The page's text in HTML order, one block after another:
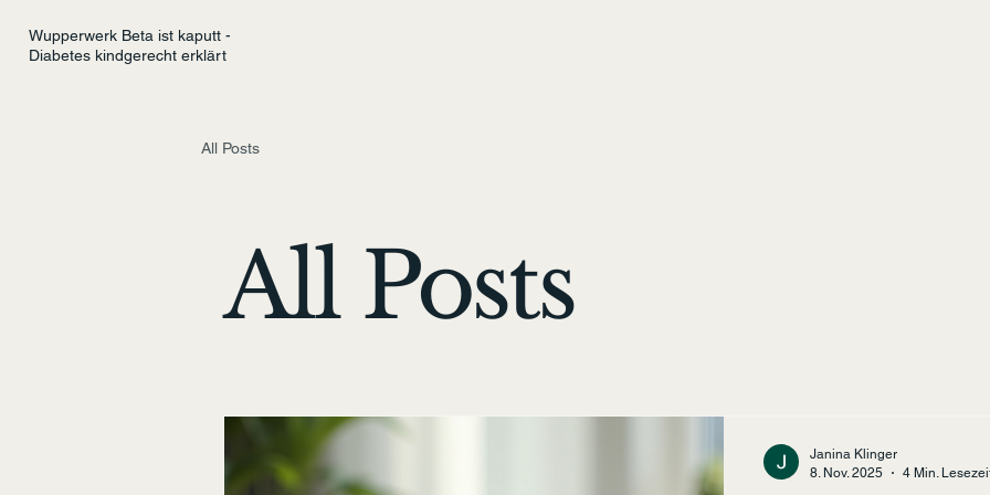
Wupperwerk Beta ist kaputt -
Diabetes kindgerecht erklärt
All Posts
All Posts
Janina Klinger
8. Nov. 2025
4 Min.